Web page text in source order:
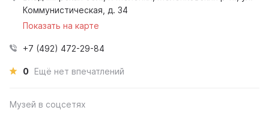
Коммунистическая, д. 34
Показать на карте
+7 (492) 472-29-84
0 Ещё нет впечатлений
Музей в соцсетях